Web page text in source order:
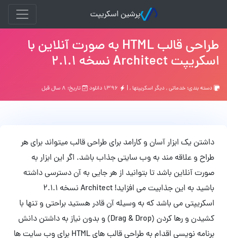
پرشین اسکریپت
طراحی قالب HTML به صورت آنلاین با
اسکریپت Architect نسخه 2.1.1
دسته بندی: خدماتی, ديگر اسكريپتها, | تاریخ: ۸ سال قبل
داشتن یک ابزار آسان و کارامد برای طراحی قالب میتواند برای هر
طراح و علاقه مند به وب سایتی جذاب باشد. اگر این ابزار به
صورت آنلاین باشد تا بتوانید از هر جایی به آن دسترسی داشته
باشید به این جذابیت می افزاید! Architect نسخه 2.1.1
اسکریپتی می باشد که به وسیله آن قادر هستید براحتی و تنها با
کشیدن و رها کردن (Drag & Drop) و بدون نیاز به داشتن دانش
برنامه نویسی اقدام به طراحی قالب های HTML برای وب سایت ها